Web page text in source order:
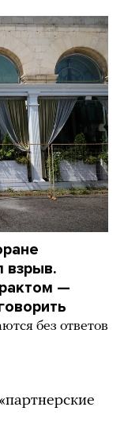
взрыв.
—
без ответов